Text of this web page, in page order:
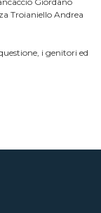
Troianiello Andrea
i genitori ed